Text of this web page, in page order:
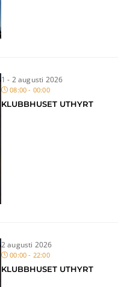
1 - 2 augusti 2026
08:00 - 00:00
KLUBBHUSET UTHYRT
2 augusti 2026
00:00 - 22:00
KLUBBHUSET UTHYRT